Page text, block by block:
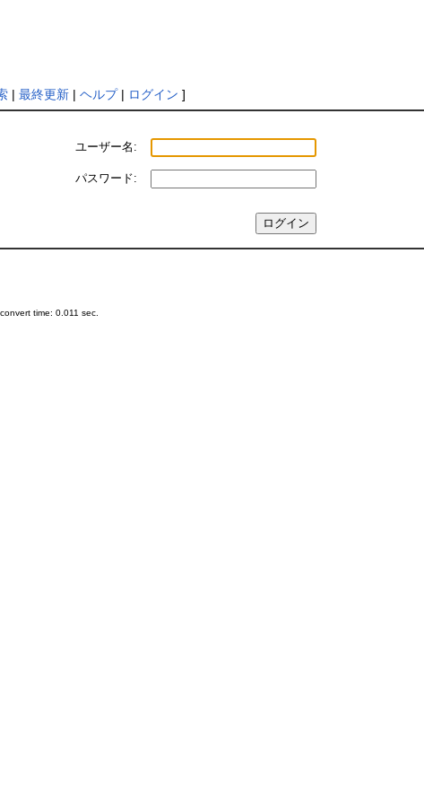
| 最終更新| ヘルプ| ログイン ]
ユーザー名:
パスワード:
time: 0.011 sec.